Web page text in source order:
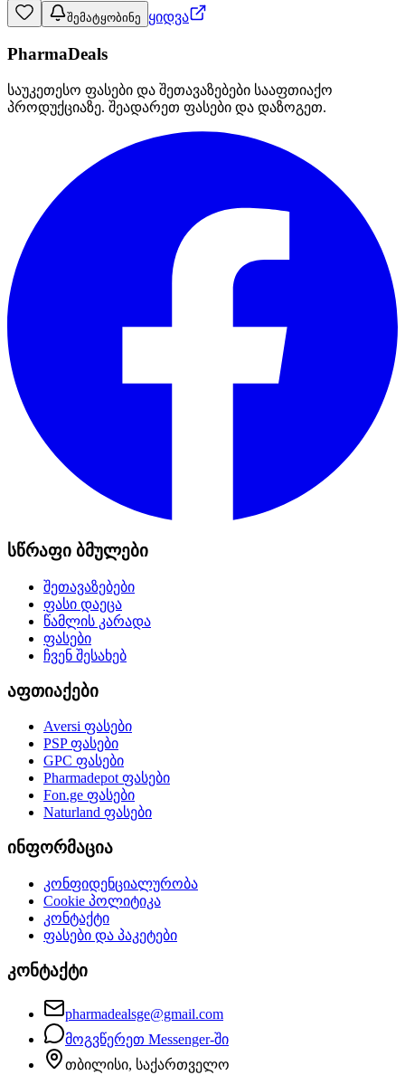
შემატყობინე ყიდვა
PharmaDeals
საუკეთესო ფასები და შეთავაზებები სააფთიაქო
პროდუქციაზე. შეადარეთ ფასები და დაზოგეთ.
სწრაფი ბმულები
შეთავაზებები
ფასი დაეცა
წამლის კარადა
ფასები
ჩვენ შესახებ
აფთიაქები
Aversi ფასები
PSPფასები
GPC ფასები
Pharmadepotფასები
Fon.ge ფასები
Naturland ფასები
ინფორმაცია
კონფიდენციალურობა
Cookie პოლიტიკა
კონტაქტი
ფასები და პაკეტები
კონტაქტი
pharmadealsge@gmail.com
მოგვწერეთ Messenger-ში
თბილისი, საქართველო